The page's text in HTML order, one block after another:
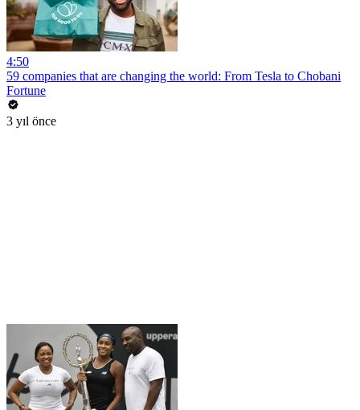
4:50
59 companies that are changing the world: From Tesla to Chobani
Fortune
3 yıl önce